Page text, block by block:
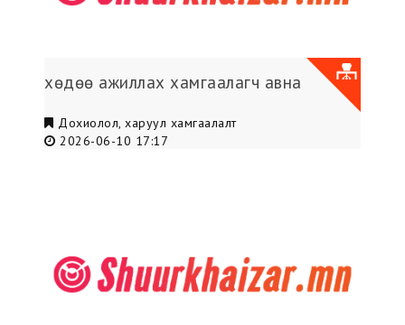
хөдөө ажиллах хамгаалагч авна
Дохиолол, харуул хамгаалалт
2026-06-10 17:17